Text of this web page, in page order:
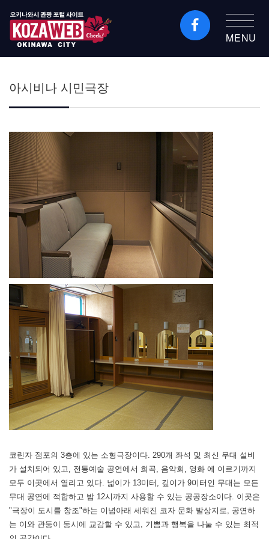
오키나와시 관광 포털
MENU
아시비나 시민극장
코린자 점포의 3층에 있는 소형극장이다. 290개 좌석 및 최신 무대 설비
가 설치되어 있고, 전통예술 공연에서 희곡, 음악회, 영화 에 이르기까지
모두 이곳에서 열리고 있다. 넓이가 13미터, 깊이가 9미터인 무대는 모든
무대 공연에 적합하고 밤 12시까지 사용할 수 있는 공공장소이다. 이곳은
"극장이 도시를 창조"하는 이념아래 세워진 코자 문화 발상지로, 공연하
는 이와 관둥이 동시에 교감할 수 있고, 기쁨과 행복을 나눌 수 있는 최적